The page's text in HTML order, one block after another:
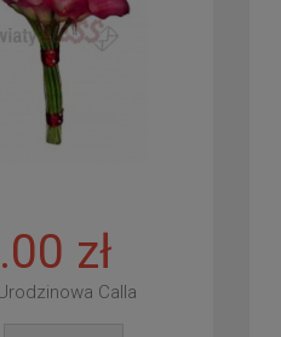
zł
Calla